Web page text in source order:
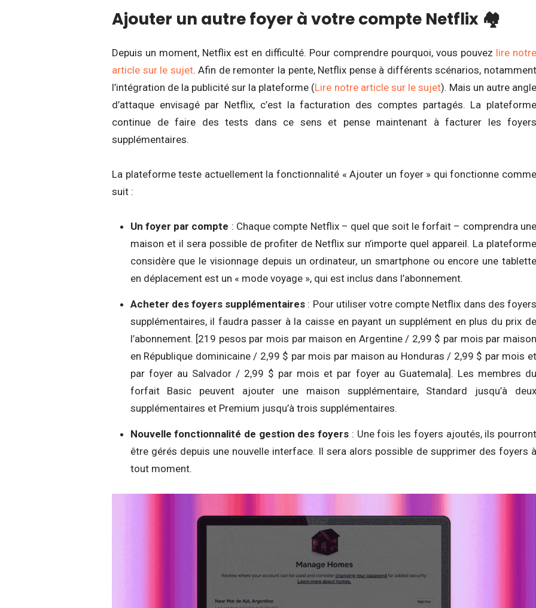
Ajouter un autre foyer à votre compte Netflix 🏘️
Depuis un moment, Netflix est en difficulté. Pour comprendre pourquoi, vous pouvez lire notre
article sur le sujet. Afin de remonter la pente, Netflix pense à différents scénarios, notamment
l’intégration de la publicité sur la plateforme (Lire notre article sur le sujet). Mais un autre angle
d’attaque envisagé par Netflix, c’est la facturation des comptes partagés. La plateforme
continue de faire des tests dans ce sens et pense maintenant à facturer les foyers
supplémentaires.
La plateforme teste actuellement la fonctionnalité « Ajouter un foyer » qui fonctionne comme
suit :
Un foyer par compte : Chaque compte Netflix – quel que soit le forfait – comprendra une
maison et il sera possible de profiter de Netflix sur n’importe quel appareil. La plateforme
considère que le visionnage depuis un ordinateur, un smartphone ou encore une tablette
en déplacement est un « mode voyage », qui est inclus dans l’abonnement.
Acheter des foyers supplémentaires : Pour utiliser votre compte Netflix dans des foyers
supplémentaires, il faudra passer à la caisse en payant un supplément en plus du prix de
l’abonnement. [219 pesos par mois par maison en Argentine / 2,99 $ par mois par maison
en République dominicaine / 2,99 $ par mois par maison au Honduras / 2,99 $ par mois et
par foyer au Salvador / 2,99 $ par mois et par foyer au Guatemala]. Les membres du
forfait Basic peuvent ajouter une maison supplémentaire, Standard jusqu’à deux
supplémentaires et Premium jusqu’à trois supplémentaires.
Nouvelle fonctionnalité de gestion des foyers : Une fois les foyers ajoutés, ils pourront
être gérés depuis une nouvelle interface. Il sera alors possible de supprimer des foyers à
tout moment.